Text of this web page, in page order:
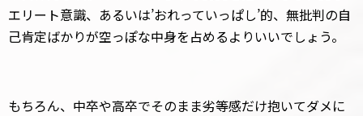
エリート意識、あるいは’おれっていっぱし’的、無批判の自
己肯定ばかりが空っぽな中身を占めるよりいいでしょう。
もちろん、中卒や高卒でそのまま劣等感だけ抱いてダメに